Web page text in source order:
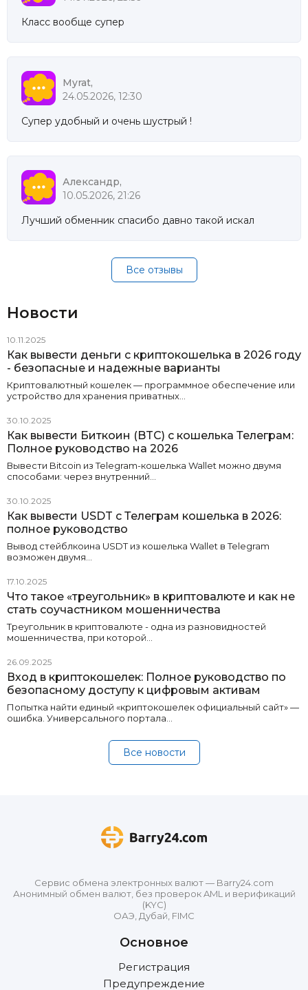
Класс вообще супер
Myrat,
24.05.2026, 12:30
Супер удобный и очень шустрый !
Александр,
10.05.2026, 21:26
Лучший обменник спасибо давно такой искал
Все отзывы
Новости
10.11.2025
Как вывести деньги с криптокошелька в 2026 году
- безопасные и надежные варианты
Криптовалютный кошелек — программное обеспечение или
устройство для хранения приватных…
30.10.2025
Как вывести Биткоин (BTC) с кошелька Телеграм:
Полное руководство на 2026
Вывести Bitcoin из Telegram-кошелька Wallet можно двумя
способами: через внутренний…
30.10.2025
Как вывести USDT с Телеграм кошелька в 2026:
полное руководство
Вывод стейблкоина USDT из кошелька Wallet в Telegram
возможен двумя…
17.10.2025
Что такое «треугольник» в криптовалюте и как не
стать соучастником мошенничества
Треугольник в криптовалюте - одна из разновидностей
мошенничества, при которой…
26.09.2025
Вход в криптокошелек: Полное руководство по
безопасному доступу к цифровым активам
Попытка найти единый «криптокошелек официальный сайт» —
ошибка. Универсального портала…
Все новости
Сервис обмена электронных валют — Barry24.com
Анонимный обмен валют, без проверок AML и верификаций
(KYC)
ОАЭ, Дубай, FIMC
Основное
Регистрация
Предупреждение